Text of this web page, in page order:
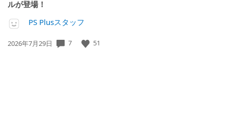
ルが登場！
PS Plusスタッフ
公
2026年7月29日 7 51